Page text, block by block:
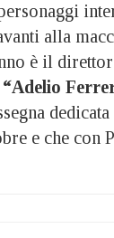
alla
è il
e che con